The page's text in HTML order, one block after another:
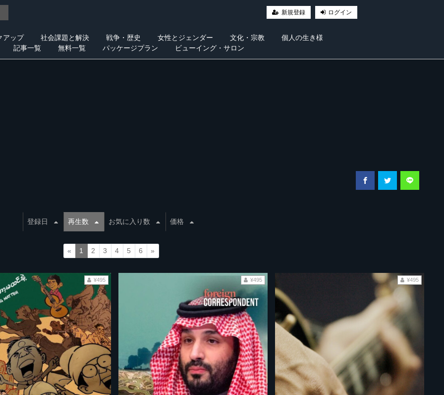
新規登録 ログイン
アップ 社会課題と解決 戦争・歴史 女性とジェンダー 文化・宗教
個人の生き様
記事一覧
無料一覧 パッケージプラン ビューイング・サロン
登録日 再生数 お気に入り数 価格
« 1 2 3 4 5 6 »
¥495 ¥495 ¥495